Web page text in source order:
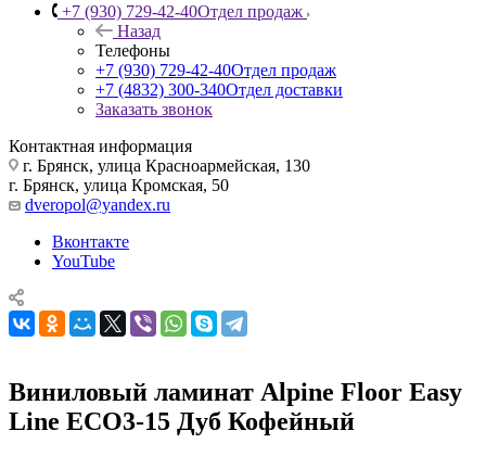
+7 (930) 729-42-40Отдел продаж
Назад
Телефоны
+7 (930) 729-42-40Отдел продаж
+7 (4832) 300-340Отдел доставки
Заказать звонок
Контактная информация
г. Брянск, улица Красноармейская, 130
г. Брянск, улица Кромская, 50
dveropol@yandex.ru
Вконтакте
YouTube
Виниловый ламинат Alpine Floor Easy
Line ECO3-15 Дуб Кофейный